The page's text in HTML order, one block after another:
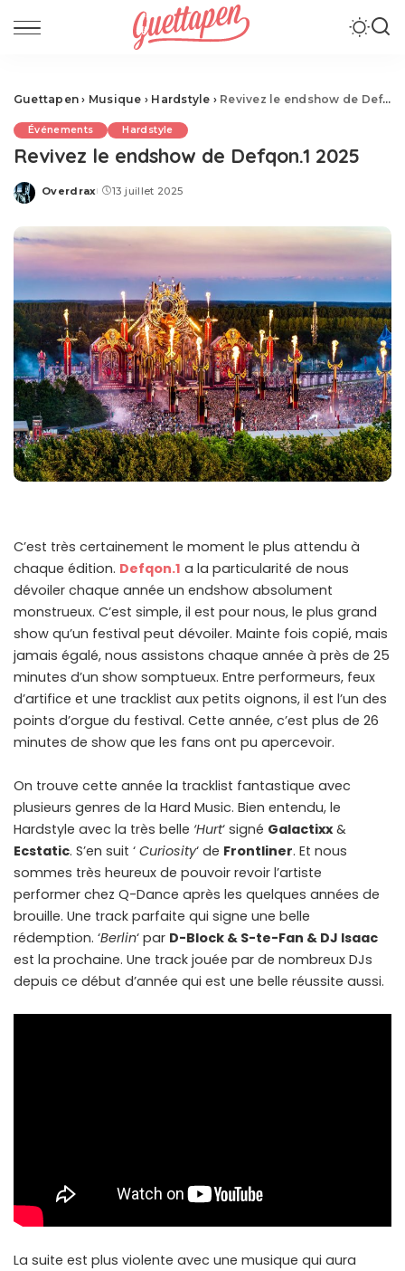
Guettapen › Musique › Hardstyle › Revivez le endshow de Defqon.1 2025
Événements Hardstyle
Revivez le endshow de Defqon.1 2025
Posted
Overdrax 13 juillet 2025
C’est très certainement le moment le plus attendu à
chaque édition. Defqon.1 a la particularité de nous
dévoiler chaque année un endshow absolument
monstrueux. C’est simple, il est pour nous, le plus grand
show qu’un festival peut dévoiler. Mainte fois copié, mais
jamais égalé, nous assistons chaque année à près de 25
minutes d’un show somptueux. Entre performeurs, feux
d’artifice et une tracklist aux petits oignons, il est l’un des
points d’orgue du festival. Cette année, c’est plus de 26
minutes de show que les fans ont pu apercevoir.
On trouve cette année la tracklist fantastique avec
plusieurs genres de la Hard Music. Bien entendu, le
Hardstyle avec la très belle ‘Hurt‘ signé Galactixx&
Ecstatic. S’en suit ‘ Curiosity‘ de Frontliner. Et nous
sommes très heureux de pouvoir revoir l’artiste
performer chez Q-Dance après les quelques années de
brouille. Une track parfaite qui signe une belle
rédemption. ‘Berlin‘ par D-Block & S-te-Fan & DJ Isaac
est la prochaine. Une track jouée par de nombreux DJs
depuis ce début d’année qui est une belle réussite aussi.
La suite est plus violente avec une musique qui aura